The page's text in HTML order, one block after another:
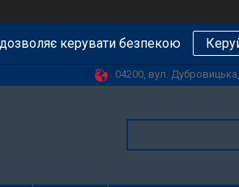
керувати безпекою
04200, вул.